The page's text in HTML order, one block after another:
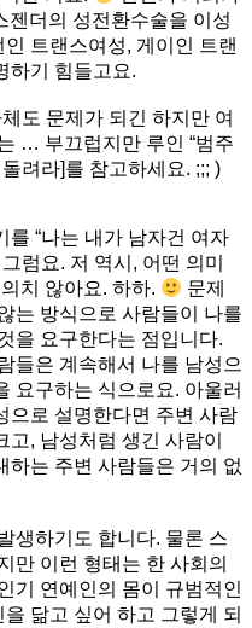
젠더의 성전환수술을 이성
트랜스여성, 게이인 트랜
하기 힘들고요.
도 문제가 되긴 하지만 여
… 부끄럽지만 루인 “범주
려라]를 참고하세요. ;;; )
를 “나는 내가 남자건 여자
럼요. 저 역시, 어떤 의미
치 않아요. 하하.
문제
는 방식으로 사람들이 나를
을 요구한다는 점입니다.
들은 계속해서 나를 남성으
요구하는 식으로요. 아울러
으로 설명한다면 주변 사람
, 남성처럼 생긴 사람이
하는 주변 사람들은 거의 없
생하기도 합니다. 물론 스
만 이런 형태는 한 사회의
기 연예인의 몸이 규범적인
닮고 싶어 하고 그렇게 되